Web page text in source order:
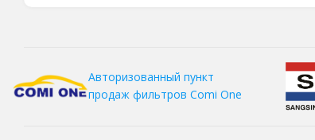
Авторизованный пункт
продаж фильтров Comi One